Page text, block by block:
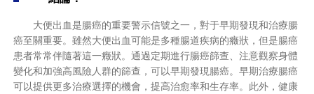
大便出血是腸癌的重要警示信號之一，對于早期發現和治療腸
癌至關重要。雖然大便出血可能是多種腸道疾病的癥狀，但是腸癌
患者常常伴隨著這一癥狀。通過定期進行腸癌篩查、注意觀察身體
變化和加強高風險人群的篩查，可以早期發現腸癌。早期治療腸癌
可以提供更多治療選擇的機會，提高治愈率和生存率。此外，健康